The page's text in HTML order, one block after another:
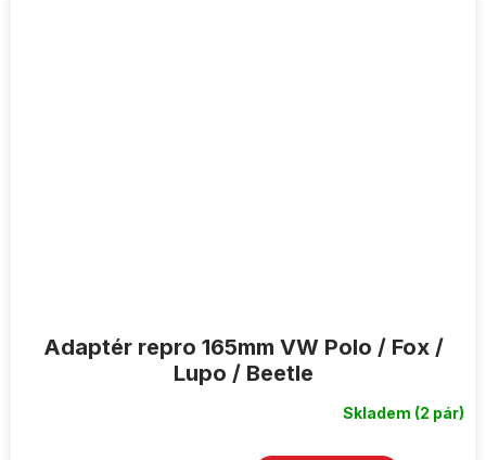
Adaptér repro 165mm VW Polo / Fox /
Lupo / Beetle
Skladem (2 pár)